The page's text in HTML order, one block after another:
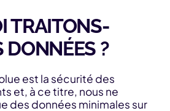
TRAITONS-
DONNÉES ?
est la sécurité des
et, à ce titre, nous ne
des données minimales sur